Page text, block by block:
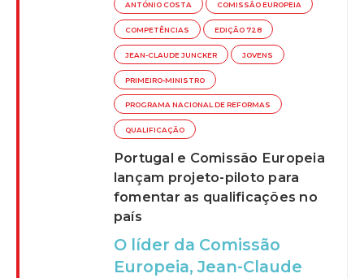
ANTÓNIO COSTA COMISSÃO EUROPEIA
COMPETÊNCIAS EDIÇÃO 728
JEAN-CLAUDE JUNCKER JOVENS
PRIMEIRO-MINISTRO
PROGRAMA NACIONAL DE REFORMAS
QUALIFICAÇÃO
Portugal e Comissão Europeia
lançam projeto-piloto para
fomentar as qualificações no
país
O líder da Comissão
Europeia, Jean-Claude